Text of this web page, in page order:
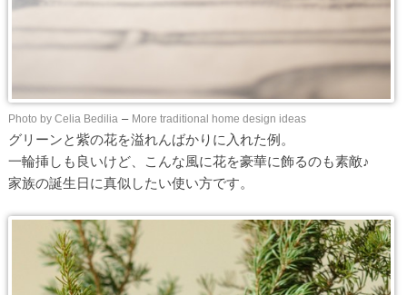
Photo by Celia Bedilia– More traditional home design ideas
グリーンと紫の花を溢れんばかりに入れた例。
一輪挿しも良いけど、こんな風に花を豪華に飾るのも素敵♪
家族の誕生日に真似したい使い方です。